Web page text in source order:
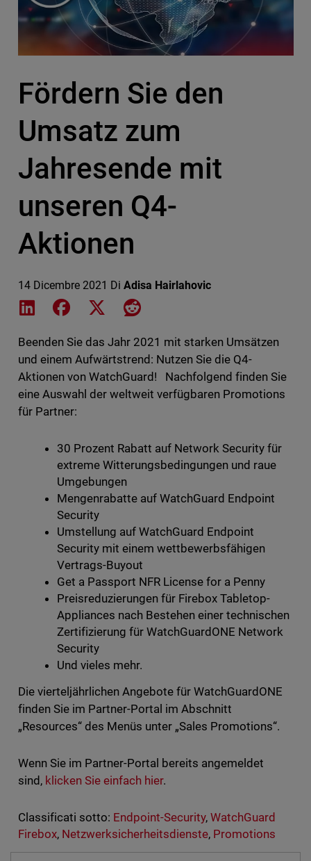
Fördern Sie den
Umsatz zum
Jahresende mit
unseren Q4-
Aktionen
14 Dicembre 2021 Di Adisa Hairlahovic
Share on LinkedIn
Share on Facebook
Share on XShare on Reddit
Beenden Sie das Jahr 2021 mit starken Umsätzen
und einem Aufwärtstrend: Nutzen Sie die Q4-
Aktionen von WatchGuard! Nachfolgend finden Sie
eine Auswahl der weltweit verfügbaren Promotions
für Partner:
30 Prozent Rabatt auf Network Security für
extreme Witterungsbedingungen und raue
Umgebungen
Mengenrabatte auf WatchGuard Endpoint
Security
Umstellung auf WatchGuard Endpoint
Security mit einem wettbewerbsfähigen
Vertrags-Buyout
Get a Passport NFR License for a Penny
Preisreduzierungen für Firebox Tabletop-
Appliances nach Bestehen einer technischen
Zertifizierung für WatchGuardONE Network
Security
Und vieles mehr.
Die vierteljährlichen Angebote für WatchGuardONE
finden Sie im Partner-Portal im Abschnitt
„Resources“ des Menüs unter „Sales Promotions“.
Wenn Sie im Partner-Portal bereits angemeldet
sind, klicken Sie einfach hier.
Classificati sotto: Endpoint-Security,WatchGuard
Firebox, Netzwerksicherheitsdienste, Promotions